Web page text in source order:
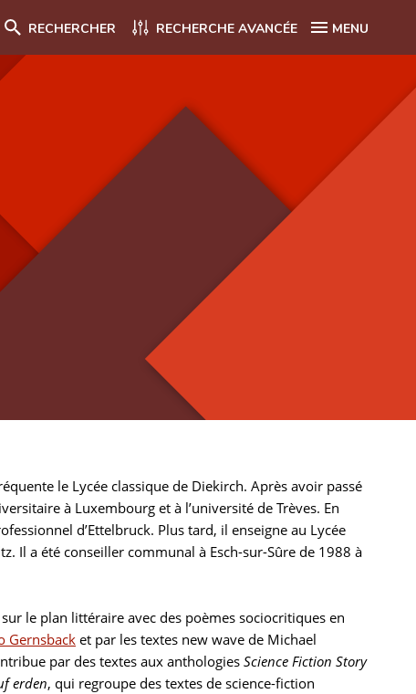
RECHERCHER RECHERCHE AVANCÉE MENU
le Lycée classique de Diekirch. Après avoir passé
à Luxembourg et à l’université de Trèves. En
d’Ettelbruck. Plus tard, il enseigne au Lycée
Il a été conseiller communal à Esch-sur-Sûre de 1988 à
le plan littéraire avec des poèmes sociocritiques en
Gernsback et par les textes new wave de Michael
par des textes aux anthologies Science Fiction Story
erden, qui regroupe des textes de science-fiction